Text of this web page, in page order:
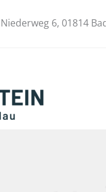
Niederweg 6, 01814